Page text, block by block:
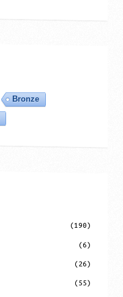
Bronze
(190)
(6)
(26)
(55)